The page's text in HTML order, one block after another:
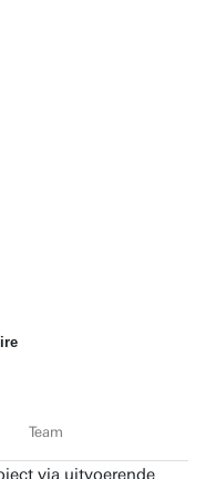
Team
via uitvoerende